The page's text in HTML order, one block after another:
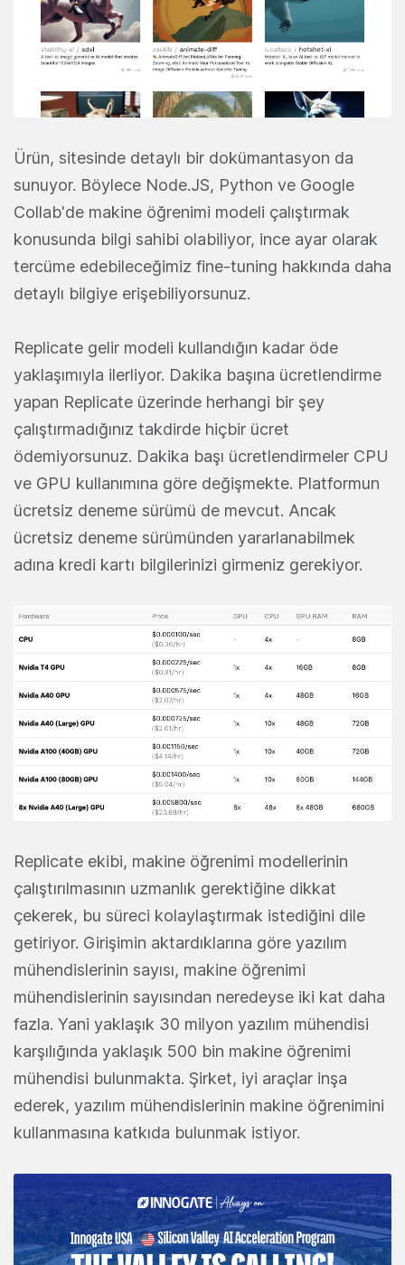
Ürün, sitesinde detaylı bir dokümantasyon da
sunuyor. Böylece Node.JS, Python ve Google
Collab'de makine öğrenimi modeli çalıştırmak
konusunda bilgi sahibi olabiliyor, ince ayar olarak
tercüme edebileceğimiz fine-tuning hakkında daha
detaylı bilgiye erişebiliyorsunuz.
Replicate gelir modeli kullandığın kadar öde
yaklaşımıyla ilerliyor. Dakika başına ücretlendirme
yapan Replicate üzerinde herhangi bir şey
çalıştırmadığınız takdirde hiçbir ücret
ödemiyorsunuz. Dakika başı ücretlendirmeler CPU
ve GPU kullanımına göre değişmekte. Platformun
ücretsiz deneme sürümü de mevcut. Ancak
ücretsiz deneme sürümünden yararlanabilmek
adına kredi kartı bilgilerinizi girmeniz gerekiyor.
Replicate ekibi, makine öğrenimi modellerinin
çalıştırılmasının uzmanlık gerektiğine dikkat
çekerek, bu süreci kolaylaştırmak istediğini dile
getiriyor. Girişimin aktardıklarına göre yazılım
mühendislerinin sayısı, makine öğrenimi
mühendislerinin sayısından neredeyse iki kat daha
fazla. Yani yaklaşık 30 milyon yazılım mühendisi
karşılığında yaklaşık 500 bin makine öğrenimi
mühendisi bulunmakta. Şirket, iyi araçlar inşa
ederek, yazılım mühendislerinin makine öğrenimini
kullanmasına katkıda bulunmak istiyor.